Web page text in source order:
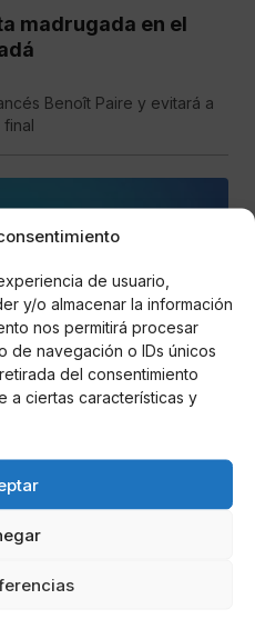
de usuario,
y/o almacenar la información
nos permitirá procesar
de navegación o IDs únicos
del consentimiento
a ciertas características y
madrugada en el
Benoît Paire y evitará a
Anderson en el último partido